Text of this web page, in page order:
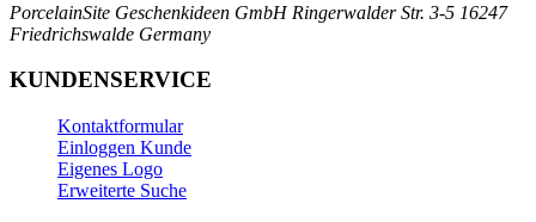
PorcelainSite Geschenkideen GmbH Ringerwalder Str. 3-5 16247
Friedrichswalde Germany
KUNDENSERVICE
Kontaktformular
Einloggen Kunde
Eigenes Logo
Erweiterte Suche